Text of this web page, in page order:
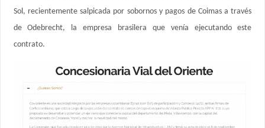
Sol, recientemente salpicada por sobornos y pagos de Coimas a través
de Odebrecht, la empresa brasilera que venía ejecutando este
contrato.